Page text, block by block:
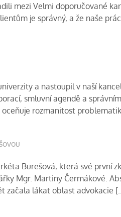
mezi Velmi doporučované
je správný, a že naše
a nastoupil v naší
smluvní agendě a
oceňuje rozmanitost
Burešová, která své
Mgr. Martiny Čermákové.
začala lákat oblast advokacie